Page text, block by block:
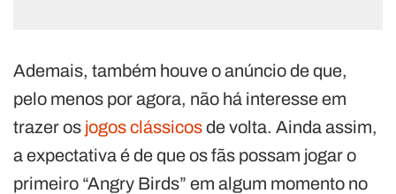
Ademais, também houve o anúncio de que,
pelo menos por agora, não há interesse em
trazer os jogos clássicosde volta. Ainda assim,
a expectativa é de que os fãs possam jogar o
primeiro “Angry Birds” em algum momento no